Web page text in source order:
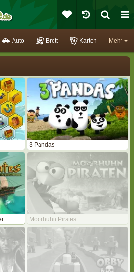
Mehr
Auto Brett Karten
3 Pandas
Moorhuhn Pirates